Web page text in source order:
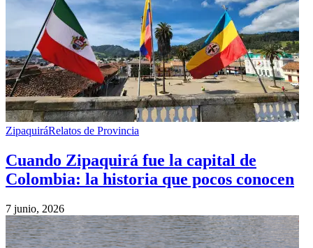
ZipaquiráRelatos de Provincia
Cuando Zipaquirá fue la capital de
Colombia: la historia que pocos conocen
7 junio, 2026